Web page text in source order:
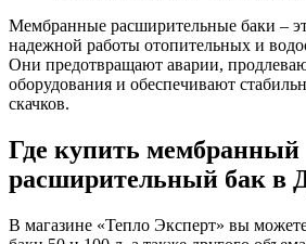
Мембранные расширительные баки –
надежной работы отопительных и
Они предотвращают аварии,
оборудования и обеспечивают
скачков.
Где купить мембранный
расширительный бак в
В магазине «Тепло Эксперт» вы